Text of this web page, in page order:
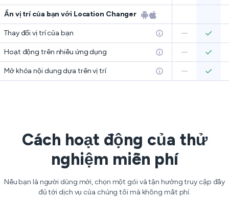
Ẩn vị trí của bạn với Location Changer
Thay đổi vị trí của bạn
Hoạt động trên nhiều ứng dụng
Mở khóa nội dung dựa trên vị trí
Cách hoạt động của thử
nghiệm miễn phí
Nếu bạn là người dùng mới, chọn một gói và tận hưởng truy cập đầy
đủ tới dịch vụ của chúng tôi mà không mất phí.